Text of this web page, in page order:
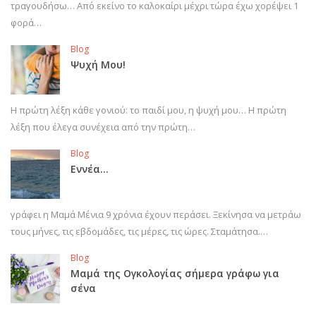
τραγουδήσω… Από εκείνο το καλοκαίρι μέχρι τώρα έχω χορέψει 1
φορά…
Blog
Ψυχή Μου!
Η πρώτη λέξη κάθε γονιού: το παιδί μου, η ψυχή μου… Η πρώτη
λέξη που έλεγα συνέχεια από την πρώτη…
Blog
Εννέα…
γράφει η Μαμά Μένια 9 χρόνια έχουν περάσει. Ξεκίνησα να μετράω
τους μήνες, τις εβδομάδες, τις μέρες, τις ώρες. Σταμάτησα.…
Blog
Μαμά της Ογκολογίας σήμερα γράφω για
σένα